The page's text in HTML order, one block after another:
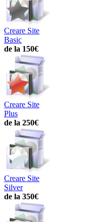
Creare Site
Basic
de la 150€
Creare Site
Plus
de la 250€
Creare Site
Silver
de la 350€